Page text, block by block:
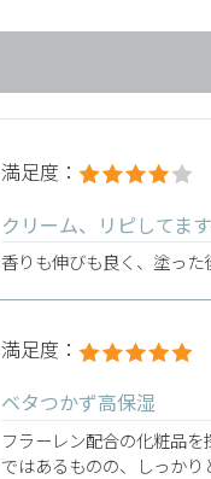
満足度：
クリーム、リピしてます
香りも伸びも良く、塗っ
満足度：
ベタつかず高保湿
フラーレン配合の化粧品
ではあるものの、しっかり